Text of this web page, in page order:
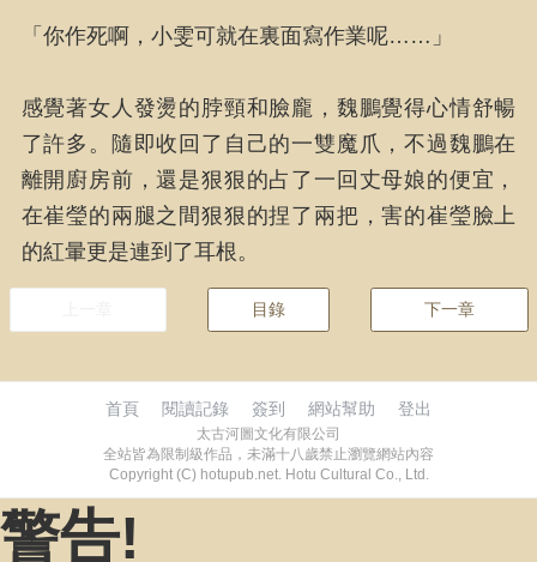
「你作死啊，小雯可就在裏面寫作業呢……」
感覺著女人發燙的脖頸和臉龐，魏鵬覺得心情舒暢
了許多。隨即收回了自己的一雙魔爪，不過魏鵬在
離開廚房前，還是狠狠的占了一回丈母娘的便宜，
在崔瑩的兩腿之間狠狠的捏了兩把，害的崔瑩臉上
的紅暈更是連到了耳根。
目錄 下一章
首頁 閱讀記錄 簽到 網站幫助 登出
太古河圖文化有限公司
全站皆為限制級作品，未滿十八歲禁止瀏覽網站內容
Copyright (C) hotupub.net. Hotu Cultural Co., Ltd.
警告!